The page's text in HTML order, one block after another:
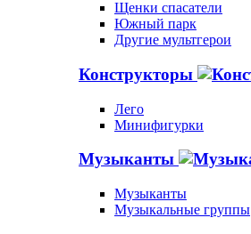
Щенки спасатели
Южный парк
Другие мультгерои
Конструкторы
Лего
Минифигурки
Музыканты
Музыканты
Музыкальные группы